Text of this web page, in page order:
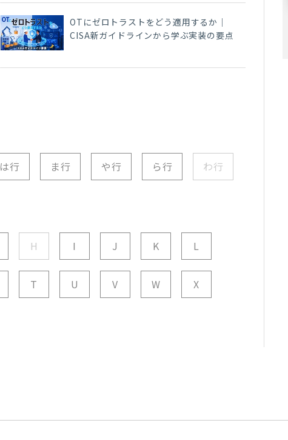
OTにゼロトラストをどう適用するか｜
CISA新ガイドラインから学ぶ実装の要点
は行 ま行 や行 ら行 わ行
H I J K L
T U V W X